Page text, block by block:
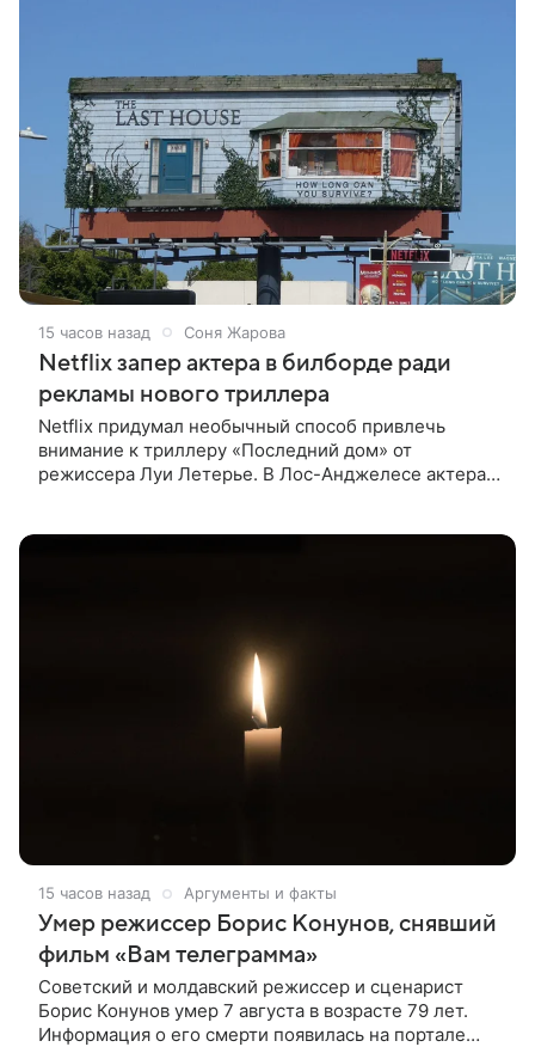
15 часов назад Соня Жарова
Netflix запер актера в билборде ради
рекламы нового триллера
Netflix придумал необычный способ привлечь
внимание к триллеру «Последний дом» от
режиссера Луи Летерье. В Лос-Анджелесе актера
15 часов назад Аргументы и факты
Умер режиссер Борис Конунов, снявший
фильм «Вам телеграмма»
Советский и молдавский режиссер и сценарист
Борис Конунов умер 7 августа в возрасте 79 лет.
Информация о его смерти появилась на портале